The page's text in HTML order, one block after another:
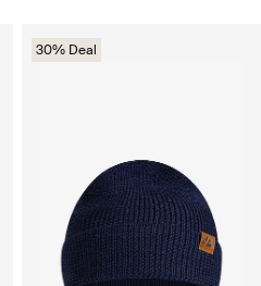
30% Deal